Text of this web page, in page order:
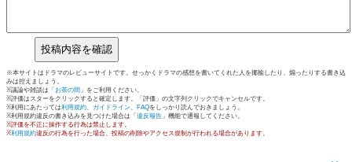
※本サイトはドラマのレビューサイトです。せっかくドラマの感想を書いてくれた人を揶揄したり、煽ったりする書き込
みは控えましょう。
※議論や雑談は「 お茶の間 」をご利用ください。
※評価はスターをクリックすると確定します。「評価」の文字列クリックでキャンセルです。
※利用にあたっては利用規約、 ガイドライン、 FAQをしっかり読んでおきましょう。
※利用規約違反の書き込みを見つけた場合は「 違反報告 」機能で通報してください。
※評価を不正に操作する行為は禁止します。
※利用規約違反の行為を行った場合、投稿の削除やアクセス規制が行われる場合があります。